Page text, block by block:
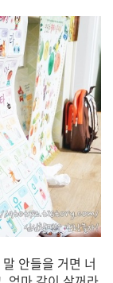
안들을 거면 너